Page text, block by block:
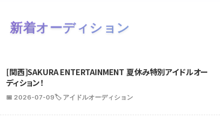
新着オーディション
[関西]SAKURA ENTERTAINMENT 夏休み特別アイドルオー
ディション！
📅 2026-07-09🏷️ アイドルオーディション